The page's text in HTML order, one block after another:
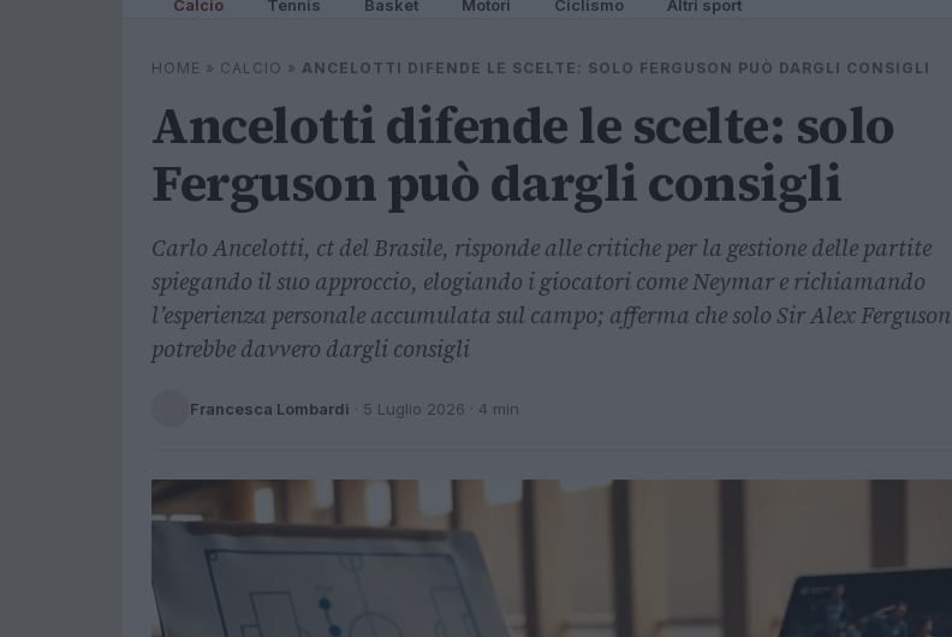
Calcio Tennis Basket Motori Ciclismo Altri sport
HOME » CALCIO » ANCELOTTI DIFENDE LE SCELTE: SOLO FERGUSON PUÒ DARGLI CONSIGLI
Ancelotti difende le scelte: solo
Ferguson può dargli consigli
Carlo Ancelotti, ct del Brasile, risponde alle critiche per la gestione delle partite
spiegando il suo approccio, elogiando i giocatori come Neymar e richiamando
l’esperienza personale accumulata sul campo; afferma che solo Sir Alex Ferguson
potrebbe davvero dargli consigli
Francesca Lombardi · 5 Luglio 2026 · 4 min